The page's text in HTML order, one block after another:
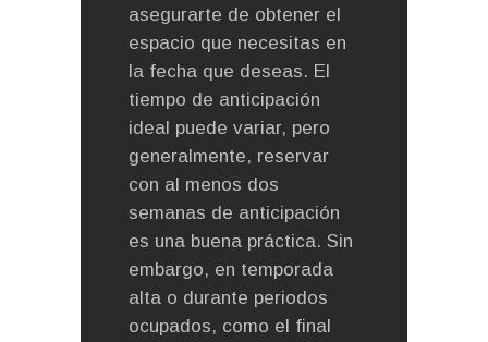
asegurarte de obtener el
espacio que necesitas en
la fecha que deseas. El
tiempo de anticipación
ideal puede variar, pero
generalmente, reservar
con al menos dos
semanas de anticipación
es una buena práctica. Sin
embargo, en temporada
alta o durante periodos
ocupados, como el final